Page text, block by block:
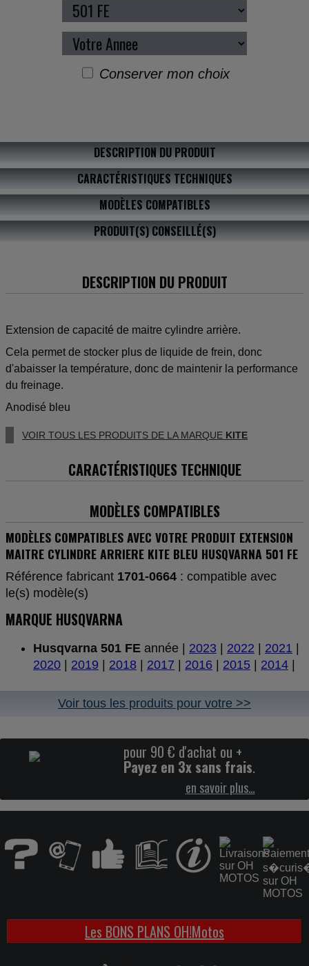
Conserver mon choix
DESCRIPTION DU PRODUIT
CARACTÉRISTIQUES TECHNIQUES
MODÈLES COMPATIBLES
PRODUIT(S) CONSEILLÉ(S)
DESCRIPTION DU PRODUIT
Extension de capacité de maitre cylindre arrière.
Cela permet de stocker plus de liquide de frein, donc
d'abaisser la température, donc de maintenir la performance
du freinage.
Anodisé bleu
VOIR TOUS LES PRODUITS DE LA MARQUE KITE
CARACTÉRISTIQUES TECHNIQUE
MODÈLES COMPATIBLES
MODÈLES COMPATIBLES AVEC VOTRE PRODUIT EXTENSION
MAITRE CYLINDRE ARRIERE KITE BLEU HUSQVARNA 501 FE
Référence fabricant 1701-0664 : compatible avec
le(s) modèle(s)
MARQUE HUSQVARNA
Husqvarna 501 FE année | 2023 2022 2021
2020
2019 2018 2017 2016 2015 2014
Voir tous les produits pour votre >>
pour 90 € d'achat ou +
Payez en 3x sans frais.
en savoir plus…
Les BONS PLANS OH!Motos